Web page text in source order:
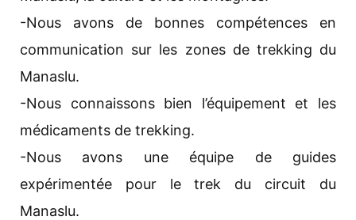
-Nous avons de bonnes compétences en
communication sur les zones de trekking du
Manaslu.
-Nous connaissons bien l’équipement et les
médicaments de trekking.
-Nous avons une équipe de guides
expérimentée pour le trek du circuit du
Manaslu.